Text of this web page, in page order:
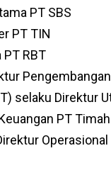
PT SBS
PT TIN
RBT
selaku Direktur
PT